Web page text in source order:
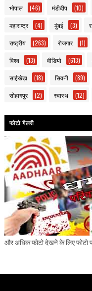
भोपाल (46) मंडीदीप (10)
महाराष्ट्र (4) मुंबई (3)
राष्ट्रीय (263) रोजगार (1)
विश्व (13) वीडियो (613)
साईंखेड़ा (18) सिवनी (89)
सोहागपुर (2) स्वास्थ (12)
फोटो गैलरी
और अधिक फोटो देखने के लिए फोटो